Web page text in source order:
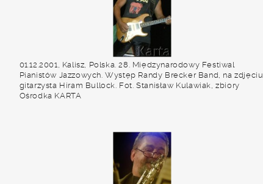
01.12.2001, Kalisz, Polska. 28. Międzynarodowy Festiwal
Pianistów Jazzowych. Występ Randy Brecker Band, na zdjęciu
gitarzysta Hiram Bullock. Fot. Stanisław Kulawiak, zbiory
Ośrodka KARTA